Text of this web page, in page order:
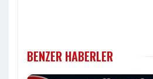
BENZER HABERLER